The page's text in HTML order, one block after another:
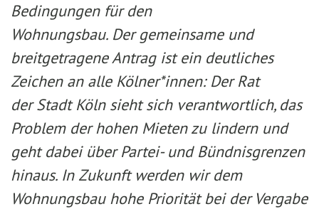
Bedingungen für den
Wohnungsbau. Der gemeinsame und
breitgetragene Antrag ist ein deutliches
Zeichen an alle Kölner*innen: Der Rat
der Stadt Köln sieht sich verantwortlich, das
Problem der hohen Mieten zu lindern und
geht dabei über Partei- und Bündnisgrenzen
hinaus. In Zukunft werden wir dem
Wohnungsbau hohe Priorität bei der Vergabe